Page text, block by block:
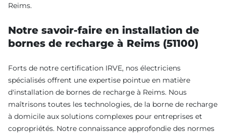
Reims.
Notre savoir-faire en installation de
bornes de recharge à Reims (51100)
Forts de notre certification IRVE, nos électriciens
spécialisés offrent une expertise pointue en matière
d'installation de bornes de recharge à Reims. Nous
maîtrisons toutes les technologies, de la borne de recharge
à domicile aux solutions complexes pour entreprises et
copropriétés. Notre connaissance approfondie des normes